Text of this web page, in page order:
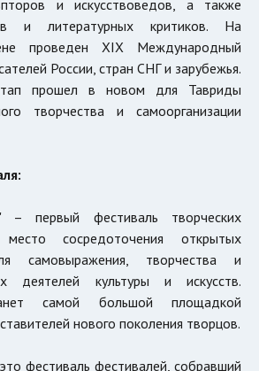
и искусствоведов, а также
и литературных критиков. На
проведен XIX Международный
России, стран СНГ и зарубежья.
прошел в новом для Тавриды
творчества и самоорганизации
первый фестиваль творческих
сосредоточения открытых
самовыражения, творчества и
деятелей культуры и искусств.
самой большой площадкой
нового поколения творцов.
фестиваль фестивалей, собравший